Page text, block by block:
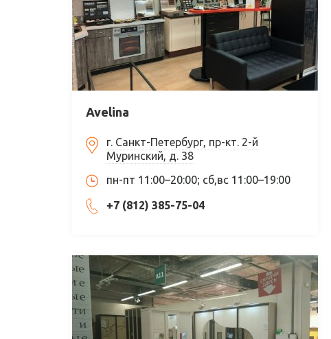
Avelina
г. Санкт-Петербург, пр-кт. 2-й
Муринский, д. 38
пн-пт 11:00–20:00; сб,вс 11:00–19:00
+7 (812) 385-75-04